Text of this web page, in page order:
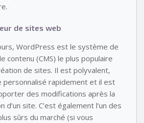
de sites web
WordPress est le système de
contenu (CMS) le plus populaire
de sites. Il est polyvalent,
rapidement et il est
des modifications après la
d’un site. C’est également l’un des
sûrs du marché (si vous